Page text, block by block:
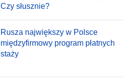
Czy słusznie?
Rusza największy w Polsce
międzyfirmowy program płatnych
staży